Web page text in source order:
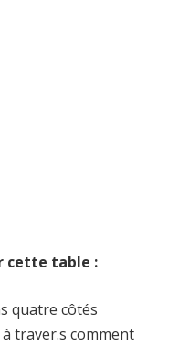
cette table :
quatre côtés
traver.s comment